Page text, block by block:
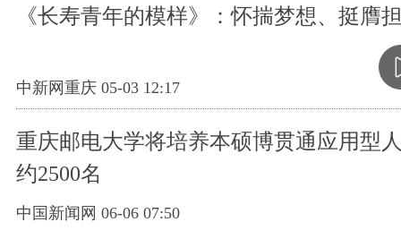
《长寿青年的模样》：怀揣梦想、挺膺
中新网重庆 05-03 12:17
重庆邮电大学将培养本硕博贯通应用型
约2500名
中国新闻网 06-06 07:50